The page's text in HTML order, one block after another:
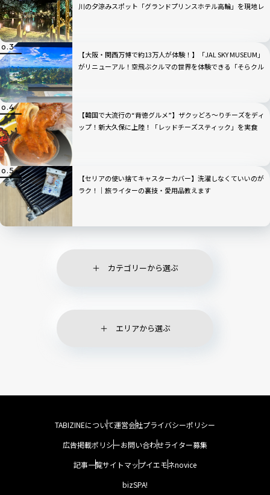
川の夕涼みスポット「グランドプリンスホテル高輪」を現地レ
【大阪・関西万博で約13万人が体験！】「JAL SKY MUSEUM」
がリニューアル！空飛ぶクルマの世界を体験できる「そらクル
【韓国で大流行の“背徳グルメ”】ザクッどろ～りチーズをディ
ップ！新大久保に上陸！「レッドチーズスティック」を実食
【セリアの使い捨てキャスターカバー】洗濯しなくていいのが
ラク！｜旅ライターの裏技・愛用品教えます
カテゴリーから選ぶ
エリアから選ぶ
TABIZINEについて運営会社プライバシーポリシー
広告掲載ポリシーお問い合わせライター募集
記事一覧サイトマップイエモネnovice
bizSPA!